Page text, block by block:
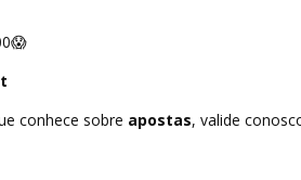
😱
conhece sobre apostas, valide